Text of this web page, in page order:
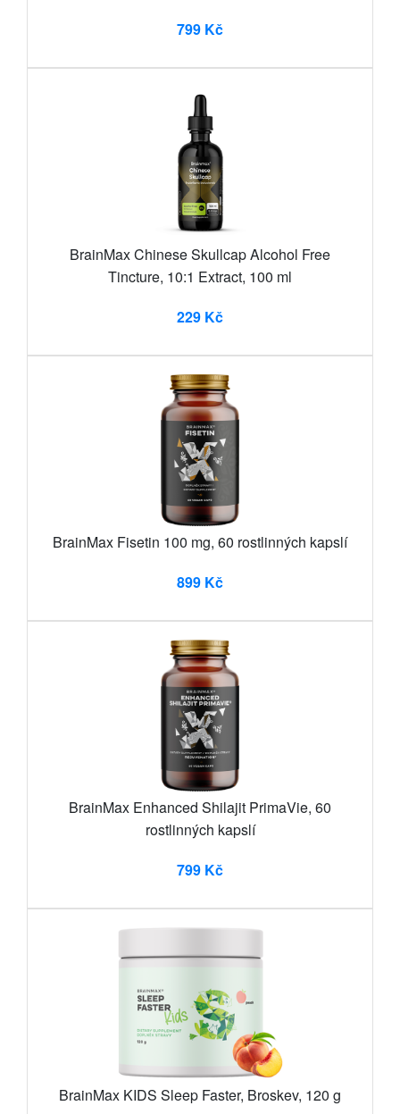
799 Kč
BrainMax Chinese Skullcap Alcohol Free
Tincture, 10:1 Extract, 100 ml
229 Kč
BrainMax Fisetin 100 mg, 60 rostlinných kapslí
899 Kč
BrainMax Enhanced Shilajit PrimaVie, 60
rostlinných kapslí
799 Kč
BrainMax KIDS Sleep Faster, Broskev, 120 g